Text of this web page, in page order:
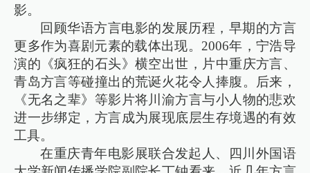
影。
回顾华语方言电影的发展历程，早期的方言
更多作为喜剧元素的载体出现。2006年，宁浩导
演的《疯狂的石头》横空出世，片中重庆方言、
青岛方言等碰撞出的荒诞火花令人捧腹。后来，
《无名之辈》等影片将川渝方言与小人物的悲欢
进一步绑定，方言成为展现底层生存境遇的有效
工具。
在重庆青年电影展联合发起人、四川外国语